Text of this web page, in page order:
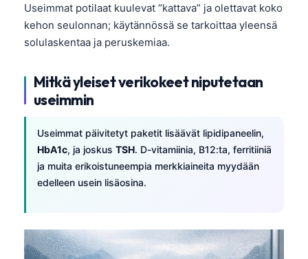
Useimmat potilaat kuulevat “kattava” ja olettavat koko
kehon seulonnan; käytännössä se tarkoittaa yleensä
solulaskentaa ja peruskemiaa.
Mitkä yleiset verikokeet niputetaan
useimmin
Useimmat päivitetyt paketit lisäävät lipidipaneelin,
HbA1c, ja joskus TSH. D-vitamiinia, B12:ta, ferritiiniä
ja muita erikoistuneempia merkkiaineita myydään
edelleen usein lisäosina.